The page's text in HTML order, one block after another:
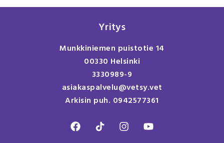
Yritys
Munkkiniemen puistotie 14
00330 Helsinki
3330989-9
asiakaspalvelu@vetsy.vet
Arkisin puh. 0942577361